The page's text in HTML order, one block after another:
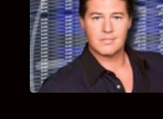
UITSTEL
Bekijk hier de
van Bricks and